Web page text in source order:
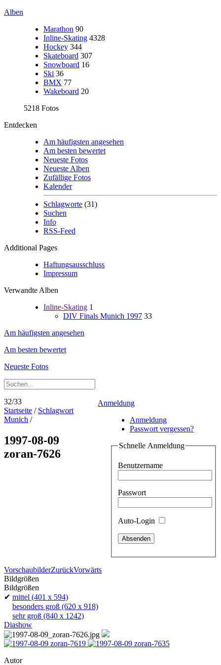
Alben
Marathon 90
Inline-Skating 4328
Hockey 344
Skateboard 307
Snowboard 16
Ski 36
BMX 77
Wakeboard 20
5218 Fotos
Entdecken
Am häufigsten angesehen
Am besten bewertet
Neueste Fotos
Neueste Alben
Zufällige Fotos
Kalender
Schlagworte (31)
Suchen
Info
RSS-Feed
Additional Pages
Haftungsausschluss
Impressum
Verwandte Alben
Inline-Skating 1
DIV Finals Munich 1997 33
Am häufigsten angesehen
Am besten bewertet
Neueste Fotos
Anmeldung
Anmeldung
Passwort vergessen?
Schnelle Anmeldung
Benutzername
Passwort
Auto-Login
32/33
Startseite / Schlagwort
Munich /
1997-08-09
zoran-7626
VorschaubilderZurückVorwärts
Bildgrößen
Bildgrößen
✔ mittel (401 x 594)
besonders groß (620 x 918)
sehr groß (840 x 1242)
Diashow
Autor